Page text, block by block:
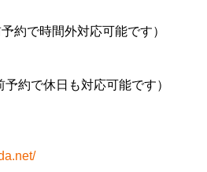
約で時間外対応可能です）
約で休日も対応可能です）